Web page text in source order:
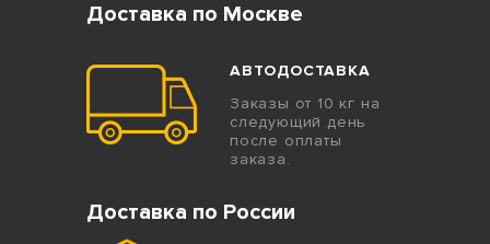
Доставка по Москве
АВТОДОСТАВКА
Заказы от 10 кг на
следующий день
после оплаты
заказа.
Доставка по России